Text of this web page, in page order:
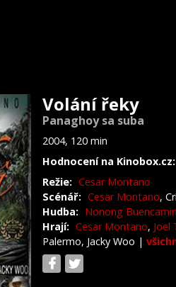
Volání řeky
Panaghoy sa suba
2004, 120 min
Hodnocení na Kinobox.cz:
Režie: Cesar Montano
Scénář: Cesar Montano,
Hudba: Nonong
Hrají: Cesar Montano, Joel
Palermo, Jacky Woo |